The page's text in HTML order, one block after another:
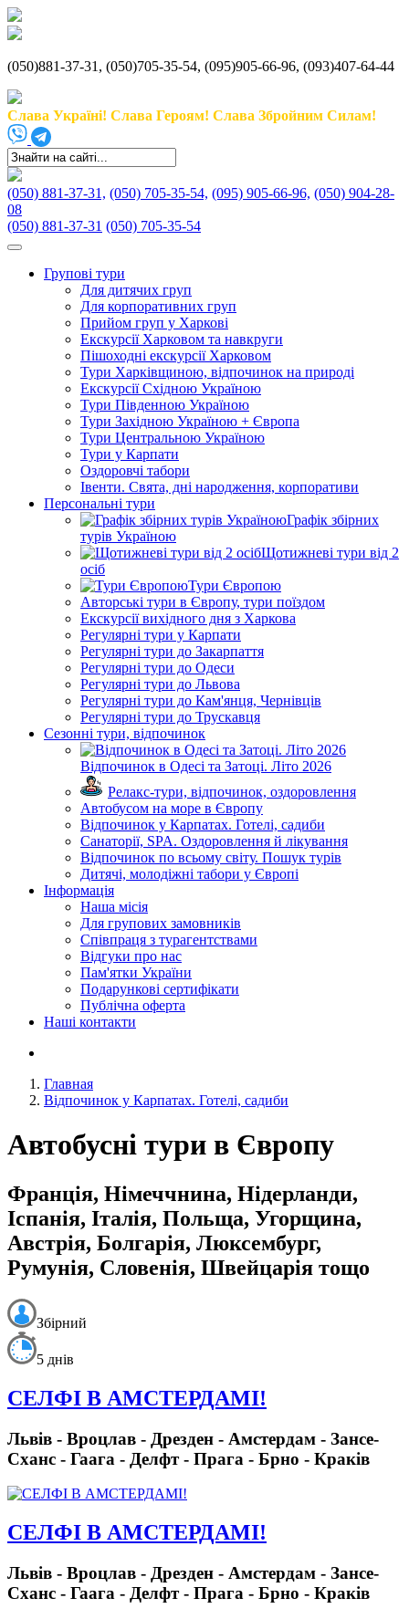
(050)881-37-31, (050)705-35-54, (095)905-66-96, (093)407-64-44
Слава Україні! Слава Героям! Слава Збройним Силам!
(050) 881-37-31, (050) 705-35-54, (095) 905-66-96, (050) 904-28-
08
(050) 881-37-31 (050) 705-35-54
Групові тури
Для дитячих груп
Для корпоративних груп
Прийом груп у Харкові
Екскурсії Харковом та навкруги
Пішоходні екскурсії Харковом
Тури Харківщиною, відпочинок на природі
Екскурсії Східною Україною
Тури Південною Україною
Тури Західною Україною + Європа
Тури Центральною Україною
Тури у Карпати
Оздоровчі табори
Івенти. Свята, дні народження, корпоративи
Персональні тури
Графік збірних
турів Україною
Щотижневі тури від 2
осіб
Тури Європою
Авторські тури в Європу, тури поїздом
Екскурсії вихідного дня з Харкова
Регулярні тури у Карпати
Регулярні тури до Закарпаття
Регулярні тури до Одеси
Регулярні тури до Львова
Регулярні тури до Кам'янця, Чернівців
Регулярні тури до Трускавця
Сезонні тури, відпочинок
Відпочинок в Одесі та Затоці. Літо 2026
Релакс-тури, відпочинок, оздоровлення
Автобусом на море в Європу
Відпочинок у Карпатах. Готелі, садиби
Санаторії, SPA. Оздоровлення й лікування
Відпочинок по всьому світу. Пошук турів
Дитячі, молодіжні табори у Європі
Інформація
Наша місія
Для групових замовників
Співпраця з турагентствами
Відгуки про нас
Пам'ятки України
Подарункові сертифікати
Публічна оферта
Наші контакти
Главная
Відпочинок у Карпатах. Готелі, садиби
Автобусні тури в Європу
Франція, Німеччнина, Нідерланди,
Іспанія, Італія, Польща, Угорщина,
Австрія, Болгарія, Люксембург,
Румунія, Словенія, Швейцарія тощо
Збірний
5 днів
СЕЛФІ В АМСТЕРДАМІ!
Львів - Вроцлав - Дрезден - Амстердам - Зансе-
Сханс - Гаага - Делфт - Прага - Брно - Краків
СЕЛФІ В АМСТЕРДАМІ!
Львів - Вроцлав - Дрезден - Амстердам - Зансе-
Сханс - Гаага - Делфт - Прага - Брно - Краків